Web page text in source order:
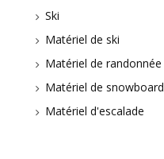
Ski
Matériel de ski
Matériel de randonnée
Matériel de snowboard
Matériel d'escalade